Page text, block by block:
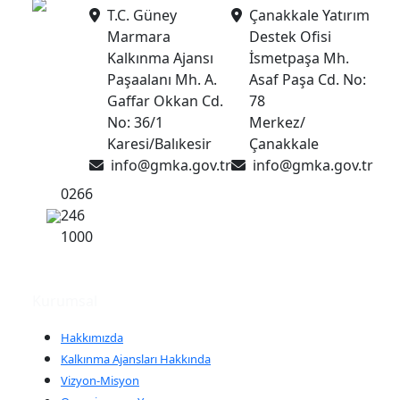
T.C. Güney
Marmara
Kalkınma Ajansı
Paşaalanı Mh. A.
Gaffar Okkan Cd.
No: 36/1
Karesi/Balıkesir
info@gmka.gov.tr
Çanakkale Yatırım
Destek Ofisi
İsmetpaşa Mh.
Asaf Paşa Cd. No:
78
Merkez/
Çanakkale
info@gmka.gov.tr
0266
246
1000
Hakkımızda
Kalkınma Ajansları Hakkında
Vizyon-Misyon